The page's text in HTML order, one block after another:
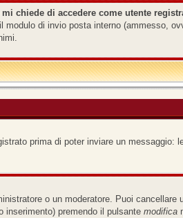
chiede di accedere come utente
di invio posta interno (ammesso,
prima di poter inviare un
o un moderatore. Puoi
inserimento) premendo il pulsante modifica